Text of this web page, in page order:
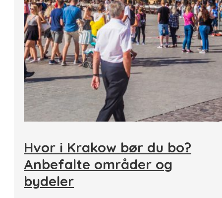
Hvor i Krakow bør du bo?
Anbefalte områder og
bydeler